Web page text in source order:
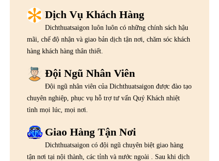
Dịch Vụ Khách Hàng
Dichthuatsaigon luôn luôn có những chính sách hậu
mãi, chế độ nhận và giao bản dịch tận nơi, chăm sóc khách
hàng khách hàng thân thiết.
Đội Ngũ Nhân Viên
Đội ngũ nhân viên của Dichthuatsaigon được đào tạo
chuyên nghiệp, phục vụ hỗ trợ tư vấn Quý Khách nhiệt
tình mọi lúc, mọi nơi.
Giao Hàng Tận Nơi
Dichthuatsaigon có đội ngũ chuyên biệt giao hàng
tận nơi tại nội thành, các tỉnh và nước ngoài . Sau khi dịch